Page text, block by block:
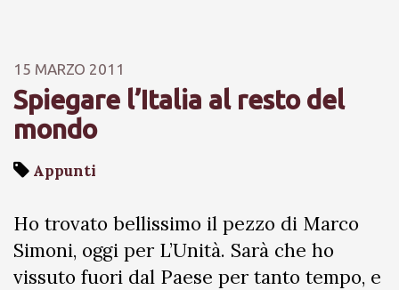
15 MARZO 2011
Spiegare l’Italia al resto del
mondo
Appunti
Ho trovato bellissimo il pezzo di Marco
Simoni, oggi per L’Unità. Sarà che ho
vissuto fuori dal Paese per tanto tempo, e